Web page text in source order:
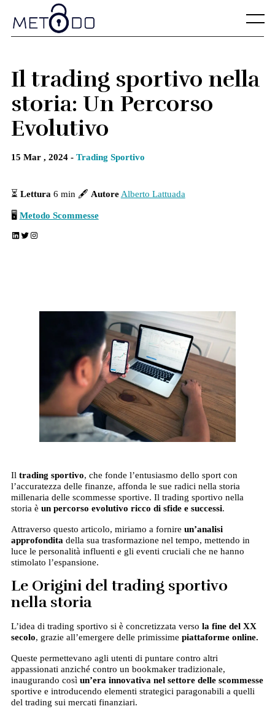
content
Menu
Il trading sportivo nella
storia: Un Percorso
Evolutivo
15 Mar , 2024 - Trading Sportivo
⏳ Lettura 6 min 🖋 Autore Alberto Lattuada
🖥 Metodo Scommesse
LinkedIn Twitter Instagram
Il trading sportivo, che fonde l’entusiasmo dello sport con
l’accuratezza delle finanze, affonda le sue radici nella storia
millenaria delle scommesse sportive. Il trading sportivo nella
storia è un percorso evolutivo ricco di sfide e successi.
Attraverso questo articolo, miriamo a fornire un’analisi
approfondita della sua trasformazione nel tempo, mettendo in
luce le personalità influenti e gli eventi cruciali che ne hanno
stimolato l’espansione.
Le Origini del trading sportivo
nella storia
L’idea di trading sportivo si è concretizzata verso la fine del XX
secolo, grazie all’emergere delle primissime piattaforme online.
Queste permettevano agli utenti di puntare contro altri
appassionati anziché contro un bookmaker tradizionale,
inaugurando così un’era innovativa nel settore delle scommesse
sportive e introducendo elementi strategici paragonabili a quelli
del trading sui mercati finanziari.